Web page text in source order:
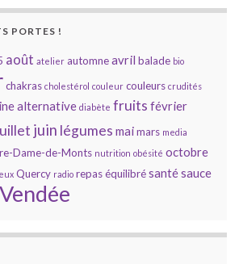
PORTES !
août atelier automneavril balade bio
chakras cholestérol couleur couleurs crudités
alternative diabète fruits février
juin légumes maimars media
Dame-de-Monts nutrition obésité octobre
Quercy radio repas équilibrésantésauce
Vendée